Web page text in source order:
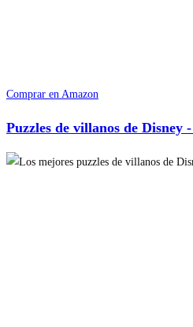
Comprar en Amazon
Puzzles de villanos de Disney